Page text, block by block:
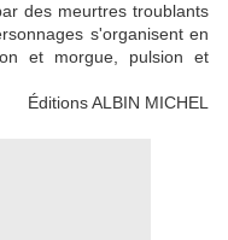
des meurtres troublants
s'organisent en
et morgue, pulsion et
Éditions ALBIN MICHEL